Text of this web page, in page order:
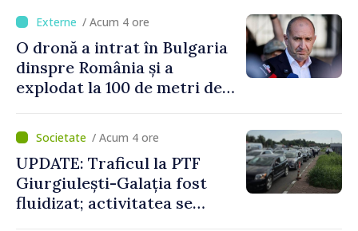
nu au detectat niciun
vehicul aerian”
/ Acum 4 ore
O dronă a intrat în Bulgaria
dinspre România și a
explodat la 100 de metri de
/ Acum 4 ore
UPDATE: Traficul la PTF
Giurgiulești-Galația fost
fluidizat; activitatea se